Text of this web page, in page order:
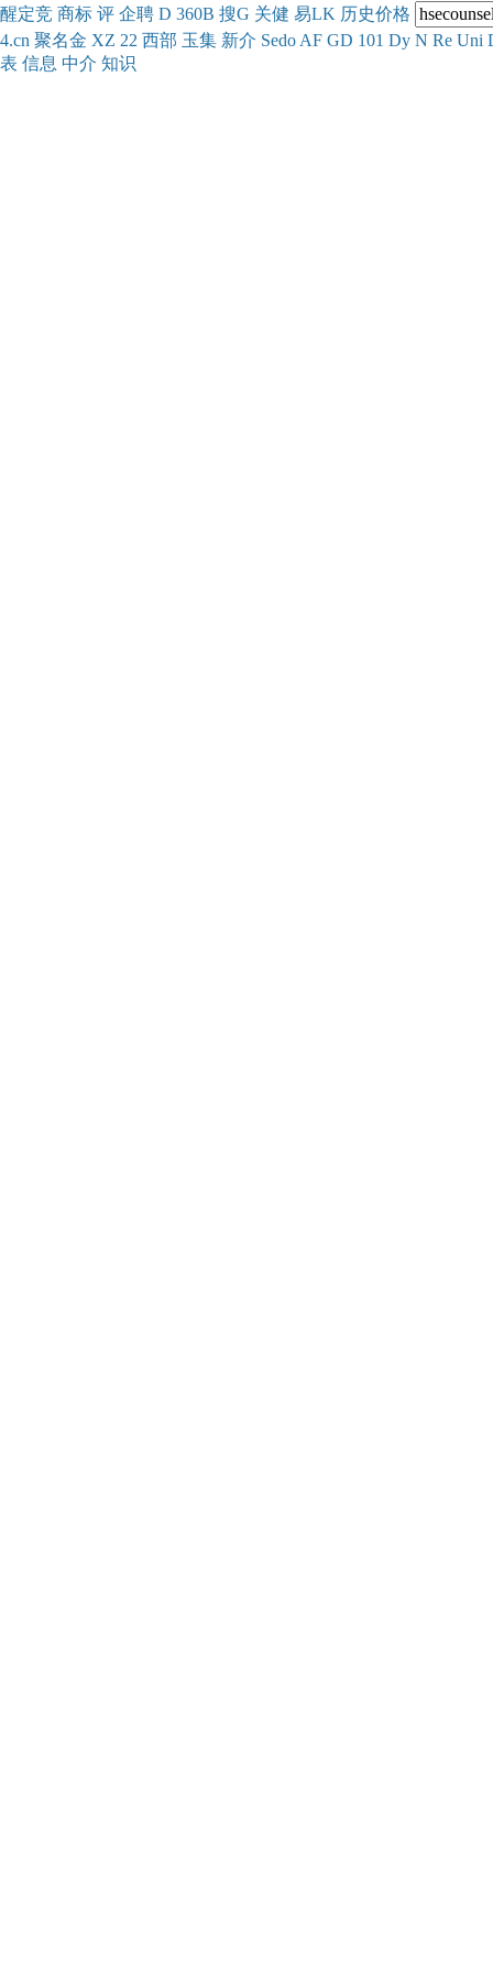
醒定竞 商标 评 企聘 D 360B 搜G 关健 易LK 历史价格
4.cn 聚名金 XZ 22 西部 玉集 新介 Sedo AF GD 101 Dy N Re Uni
表 信息 中介 知识